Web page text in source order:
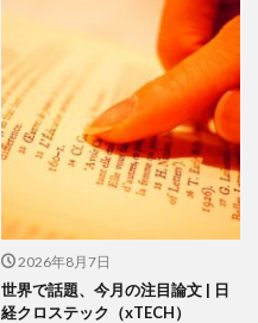
2026年8月7日
世界で話題、今月の注目論文 | 日
経クロステック（xTECH）